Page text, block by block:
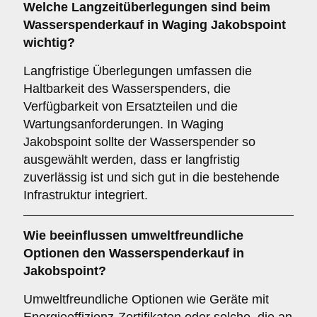
Welche Langzeitüberlegungen sind beim
Wasserspenderkauf in Waging Jakobspoint
wichtig?
Langfristige Überlegungen umfassen die
Haltbarkeit des Wasserspenders, die
Verfügbarkeit von Ersatzteilen und die
Wartungsanforderungen. In Waging
Jakobspoint sollte der Wasserspender so
ausgewählt werden, dass er langfristig
zuverlässig ist und sich gut in die bestehende
Infrastruktur integriert.
Wie beeinflussen umweltfreundliche
Optionen den Wasserspenderkauf in
Jakobspoint?
Umweltfreundliche Optionen wie Geräte mit